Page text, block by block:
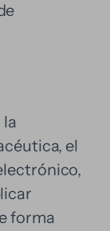
la
el
forma